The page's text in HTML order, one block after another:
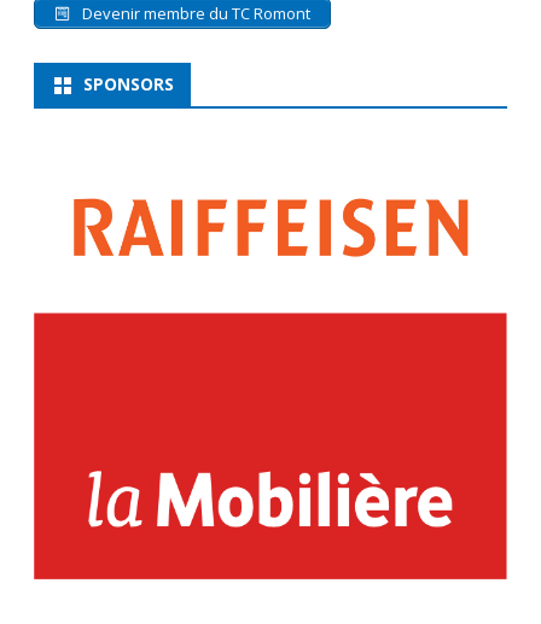
Devenir membre du TC Romont
SPONSORS